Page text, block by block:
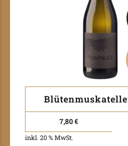
7,80€
inkl. 20 % MwSt.